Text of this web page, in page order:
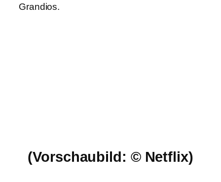
Grandios.
(Vorschaubild: © Netflix)